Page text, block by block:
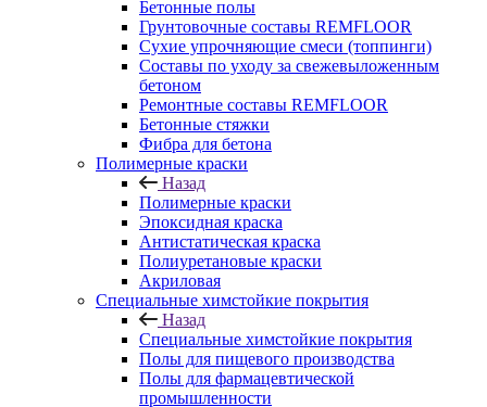
Бетонные полы
Грунтовочные составы REMFLOOR
Сухие упрочняющие смеси (топпинги)
Составы по уходу за свежевыложенным
бетоном
Ремонтные составы REMFLOOR
Бетонные стяжки
Фибра для бетона
Полимерные краски
Назад
Полимерные краски
Эпоксидная краска
Антистатическая краска
Полиуретановые краски
Акриловая
Специальные химстойкие покрытия
Назад
Специальные химстойкие покрытия
Полы для пищевого производства
Полы для фармацевтической
промышленности